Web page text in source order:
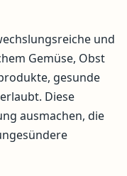
und
Gemüse, Obst
gesunde
Diese
ausmachen, die